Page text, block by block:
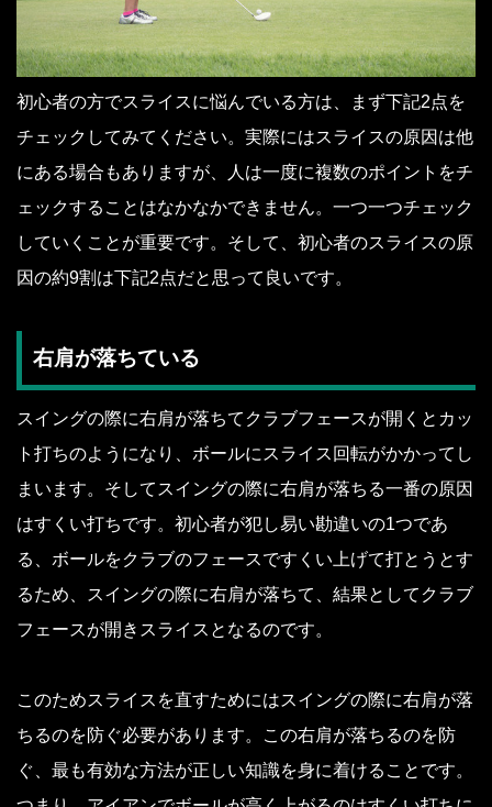
初心者の方でスライスに悩んでいる方は、まず下記2点を
チェックしてみてください。実際にはスライスの原因は他
にある場合もありますが、人は一度に複数のポイントをチ
ェックすることはなかなかできません。一つ一つチェック
していくことが重要です。そして、初心者のスライスの原
因の約9割は下記2点だと思って良いです。
右肩が落ちている
スイングの際に右肩が落ちてクラブフェースが開くとカッ
ト打ちのようになり、ボールにスライス回転がかかってし
まいます。そしてスイングの際に右肩が落ちる一番の原因
はすくい打ちです。初心者が犯し易い勘違いの1つであ
る、ボールをクラブのフェースですくい上げて打とうとす
るため、スイングの際に右肩が落ちて、結果としてクラブ
フェースが開きスライスとなるのです。
このためスライスを直すためにはスイングの際に右肩が落
ちるのを防ぐ必要があります。この右肩が落ちるのを防
ぐ、最も有効な方法が正しい知識を身に着けることです。